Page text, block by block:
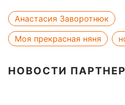
Анастасия Заворотнюк
Моя прекрасная няня
НОВОСТИ